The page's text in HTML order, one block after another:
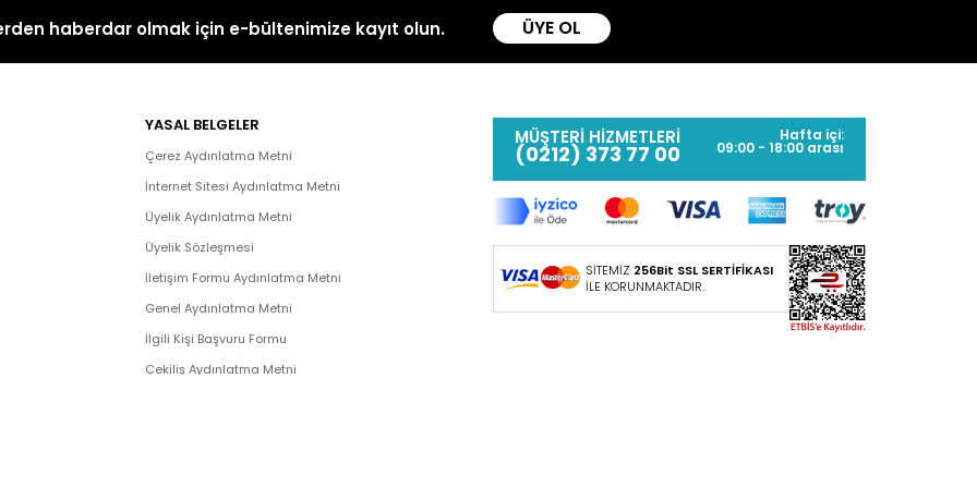
haberdar olmak için e-bültenimize kayıt olun. ÜYE OL
YASAL BELGELER
Çerez Aydınlatma Metni
İnternet Sitesi Aydınlatma Metni
Üyelik Aydınlatma Metni
Üyelik Sözleşmesi
İletişim Formu Aydınlatma Metni
Genel Aydınlatma Metni
İlgili Kişi Başvuru Formu
Çekiliş Aydınlatma Metni
MÜŞTERİ HİZMETLERİ
(0212) 373 77 00
Hafta içi:
09:00 - 18:00 arası
SİTEMİZ 256Bit SSL SERTİFİKASI
İLE KORUNMAKTADIR.